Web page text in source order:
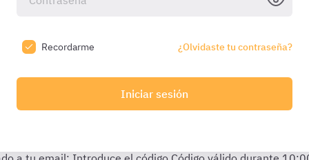
Recordarme ¿Olvidaste tu contraseña?
Iniciar sesión